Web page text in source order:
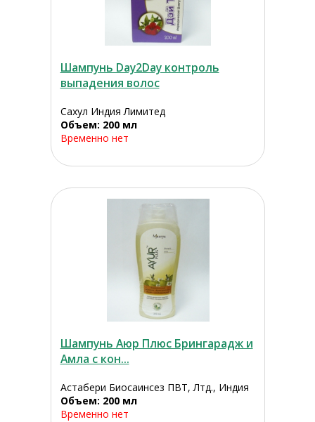
Шампунь Day2Day контроль
выпадения волос
Сахул Индия Лимитед
Объем: 200 мл
Временно нет
Шампунь Аюр Плюс Брингарадж и
Амла с кон...
Астабери Биосаинсез ПВТ, Лтд., Индия
Объем: 200 мл
Временно нет